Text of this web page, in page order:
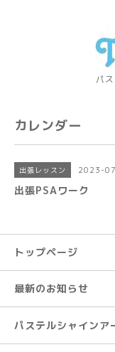
パ
カレンダー
出張レッスン 2023-
出張PSAワーク
トップページ
最新のお知らせ
パステルシャイン